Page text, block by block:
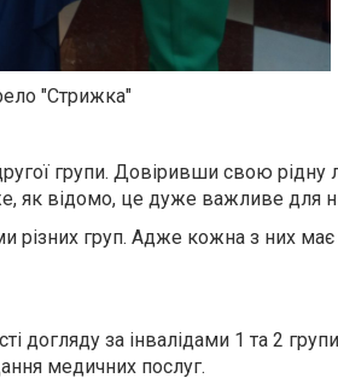
"Стрижка"
групи. Довіривши свою
як відомо, це дуже важливе для
різних груп. Адже кожна з них має
догляду за інвалідами 1 та 2
медичних послуг.